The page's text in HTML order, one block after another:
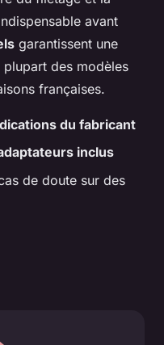
avant
garantissent une
des modèles
françaises.
du fabricant
inclus
de doute sur des